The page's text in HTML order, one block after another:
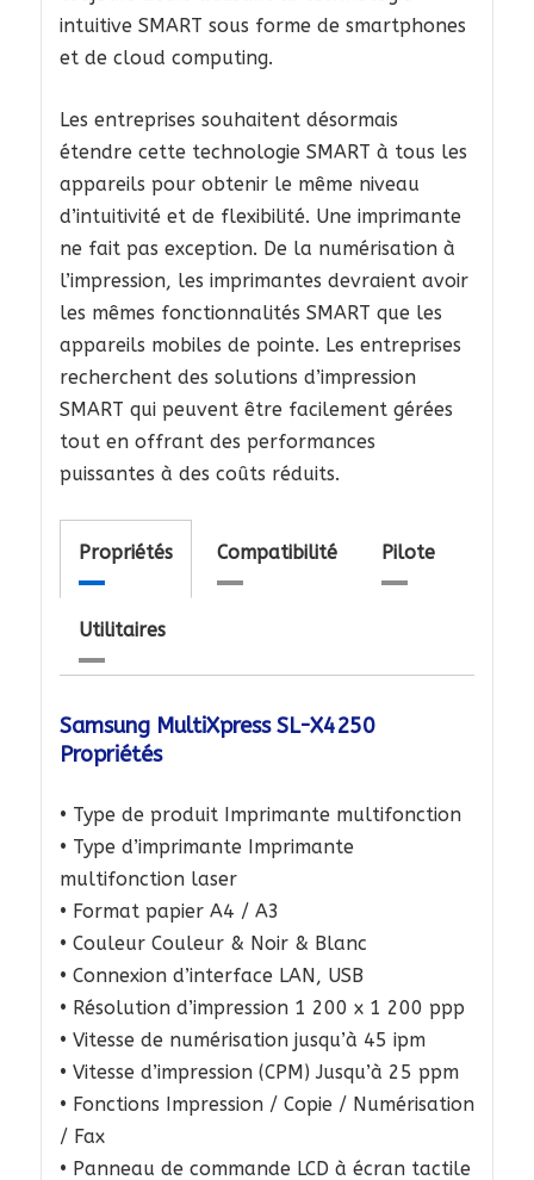
intuitive SMART sous forme de smartphones
et de cloud computing.
Les entreprises souhaitent désormais
étendre cette technologie SMART à tous les
appareils pour obtenir le même niveau
d’intuitivité et de flexibilité. Une imprimante
ne fait pas exception. De la numérisation à
l’impression, les imprimantes devraient avoir
les mêmes fonctionnalités SMART que les
appareils mobiles de pointe. Les entreprises
recherchent des solutions d’impression
SMART qui peuvent être facilement gérées
tout en offrant des performances
puissantes à des coûts réduits.
Propriétés Compatibilité Pilote
Utilitaires
Samsung MultiXpress SL-X4250
Propriétés
• Type de produit Imprimante multifonction
• Type d’imprimante Imprimante
multifonction laser
• Format papier A4 / A3
• Couleur Couleur & Noir & Blanc
• Connexion d’interface LAN, USB
• Résolution d’impression 1 200 x 1 200 ppp
• Vitesse de numérisation jusqu’à 45 ipm
• Vitesse d’impression (CPM) Jusqu’à 25 ppm
• Fonctions Impression / Copie / Numérisation
/ Fax
• Panneau de commande LCD à écran tactile